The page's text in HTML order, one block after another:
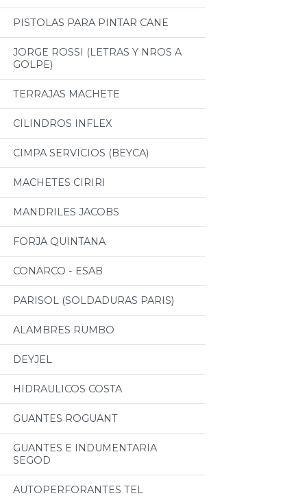
PISTOLAS PARA PINTAR CANE
JORGE ROSSI (LETRAS Y NROS A
GOLPE)
TERRAJAS MACHETE
CILINDROS INFLEX
CIMPA SERVICIOS (BEYCA)
MACHETES CIRIRI
MANDRILES JACOBS
FORJA QUINTANA
CONARCO - ESAB
PARISOL (SOLDADURAS PARIS)
ALAMBRES RUMBO
DEYJEL
HIDRAULICOS COSTA
GUANTES ROGUANT
GUANTES E INDUMENTARIA
SEGOD
AUTOPERFORANTES TEL